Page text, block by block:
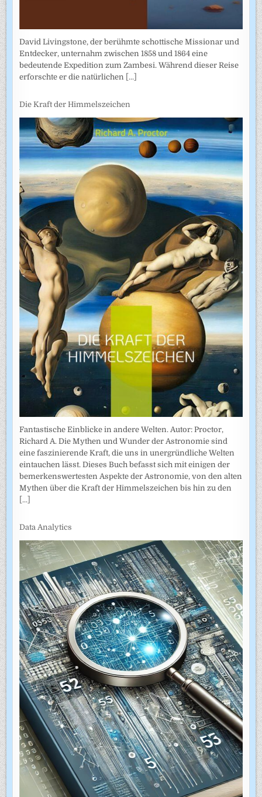
David Livingstone, der berühmte schottische Missionar und
Entdecker, unternahm zwischen 1858 und 1864 eine
bedeutende Expedition zum Zambesi. Während dieser Reise
erforschte er die natürlichen [...]
Die Kraft der Himmelszeichen
Fantastische Einblicke in andere Welten. Autor: Proctor,
Richard A. Die Mythen und Wunder der Astronomie sind
eine faszinierende Kraft, die uns in unergründliche Welten
eintauchen lässt. Dieses Buch befasst sich mit einigen der
bemerkenswertesten Aspekte der Astronomie, von den alten
Mythen über die Kraft der Himmelszeichen bis hin zu den
[...]
Data Analytics